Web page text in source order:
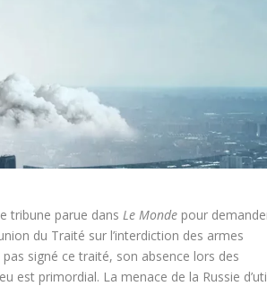
tribune parue dans Le Monde pour
du Traité sur l’interdiction des armes
signé ce traité, son absence lors des
est primordial. La menace de la Russie